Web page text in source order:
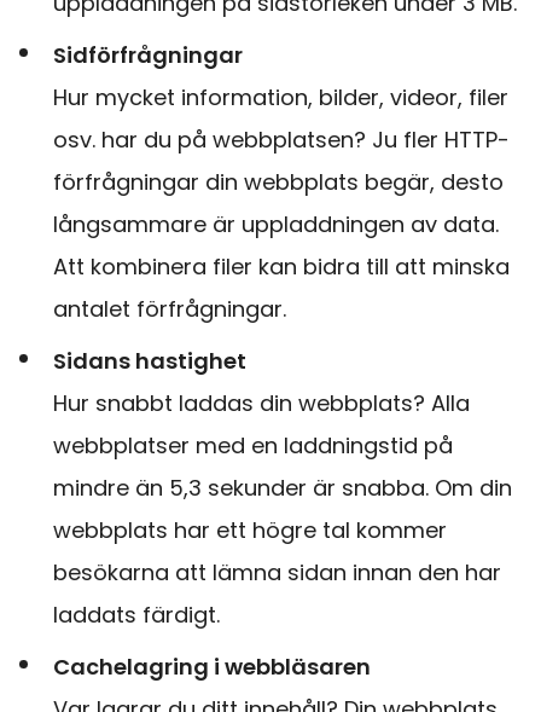
Sidförfrågningar
Hur mycket information, bilder, videor, filer
osv. har du på webbplatsen? Ju fler HTTP-
förfrågningar din webbplats begär, desto
långsammare är uppladdningen av data.
Att kombinera filer kan bidra till att minska
antalet förfrågningar.
Sidans hastighet
Hur snabbt laddas din webbplats? Alla
webbplatser med en laddningstid på
mindre än 5,3 sekunder är snabba. Om din
webbplats har ett högre tal kommer
besökarna att lämna sidan innan den har
laddats färdigt.
Cachelagring i webbläsaren